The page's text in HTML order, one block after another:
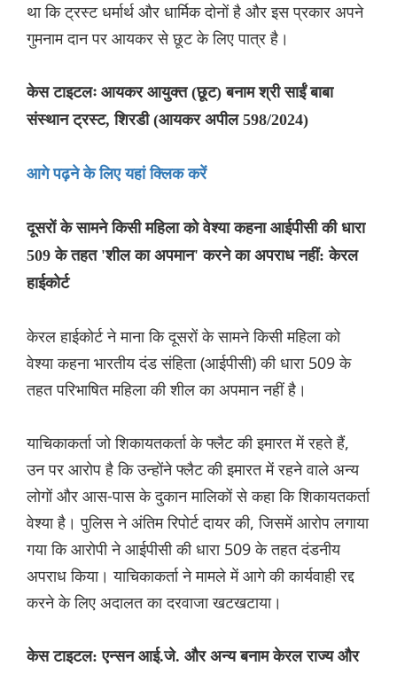
था कि ट्रस्ट धर्मार्थ और धार्मिक दोनों है और इस प्रकार अपने
गुमनाम दान पर आयकर से छूट के लिए पात्र है।
केस टाइटलः आयकर आयुक्त (छूट) बनाम श्री साईं बाबा
संस्थान ट्रस्ट, शिरडी (आयकर अपील 598/2024)
आगे पढ़ने के लिए यहां क्लिक करें
दूसरों के सामने किसी महिला को वेश्या कहना आईपीसी की धारा
509 के तहत 'शील का अपमान' करने का अपराध नहीं: केरल
हाईकोर्ट
केरल हाईकोर्ट ने माना कि दूसरों के सामने किसी महिला को
वेश्या कहना भारतीय दंड संहिता (आईपीसी) की धारा 509 के
तहत परिभाषित महिला की शील का अपमान नहीं है।
याचिकाकर्ता जो शिकायतकर्ता के फ्लैट की इमारत में रहते हैं,
उन पर आरोप है कि उन्होंने फ्लैट की इमारत में रहने वाले अन्य
लोगों और आस-पास के दुकान मालिकों से कहा कि शिकायतकर्ता
वेश्या है। पुलिस ने अंतिम रिपोर्ट दायर की, जिसमें आरोप लगाया
गया कि आरोपी ने आईपीसी की धारा 509 के तहत दंडनीय
अपराध किया। याचिकाकर्ता ने मामले में आगे की कार्यवाही रद्द
करने के लिए अदालत का दरवाजा खटखटाया।
केस टाइटल: एन्सन आई.जे. और अन्य बनाम केरल राज्य और